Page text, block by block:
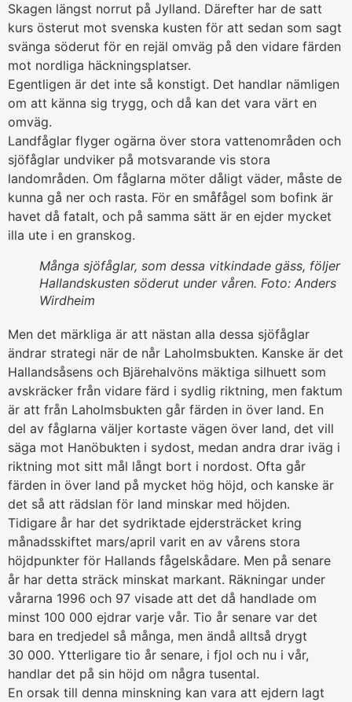
Skagen längst norrut på Jylland. Därefter har de satt
kurs österut mot svenska kusten för att sedan som sagt
svänga söderut för en rejäl omväg på den vidare färden
mot nordliga häckningsplatser.
Egentligen är det inte så konstigt. Det handlar nämligen
om att känna sig trygg, och då kan det vara värt en
omväg.
Landfåglar flyger ogärna över stora vattenområden och
sjöfåglar undviker på motsvarande vis stora
landområden. Om fåglarna möter dåligt väder, måste de
kunna gå ner och rasta. För en småfågel som bofink är
havet då fatalt, och på samma sätt är en ejder mycket
illa ute i en granskog.
Många sjöfåglar, som dessa vitkindade gäss, följer
Hallandskusten söderut under våren. Foto: Anders
Wirdheim
Men det märkliga är att nästan alla dessa sjöfåglar
ändrar strategi när de når Laholmsbukten. Kanske är det
Hallandsåsens och Bjärehalvöns mäktiga silhuett som
avskräcker från vidare färd i sydlig riktning, men faktum
är att från Laholmsbukten går färden in över land. En
del av fåglarna väljer kortaste vägen över land, det vill
säga mot Hanöbukten i sydost, medan andra drar iväg i
riktning mot sitt mål långt bort i nordost. Ofta går
färden in över land på mycket hög höjd, och kanske är
det så att rädslan för land minskar med höjden.
Tidigare år har det sydriktade ejdersträcket kring
månadsskiftet mars/april varit en av vårens stora
höjdpunkter för Hallands fågelskådare. Men på senare
år har detta sträck minskat markant. Räkningar under
vårarna 1996 och 97 visade att det då handlade om
minst 100 000 ejdrar varje vår. Tio år senare var det
bara en tredjedel så många, men ändå alltså drygt
30 000. Ytterligare tio år senare, i fjol och nu i vår,
handlar det på sin höjd om några tusental.
En orsak till denna minskning kan vara att ejdern lagt